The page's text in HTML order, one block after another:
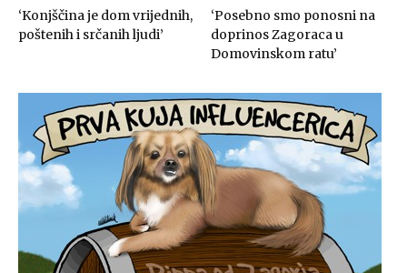
‘Konjščina je dom vrijednih,
poštenih i srčanih ljudi’
‘Posebno smo ponosni na
doprinos Zagoraca u
Domovinskom ratu’